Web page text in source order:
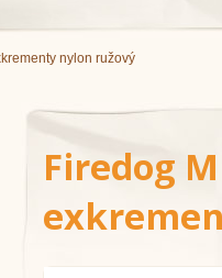
nylon ružový
Firedog